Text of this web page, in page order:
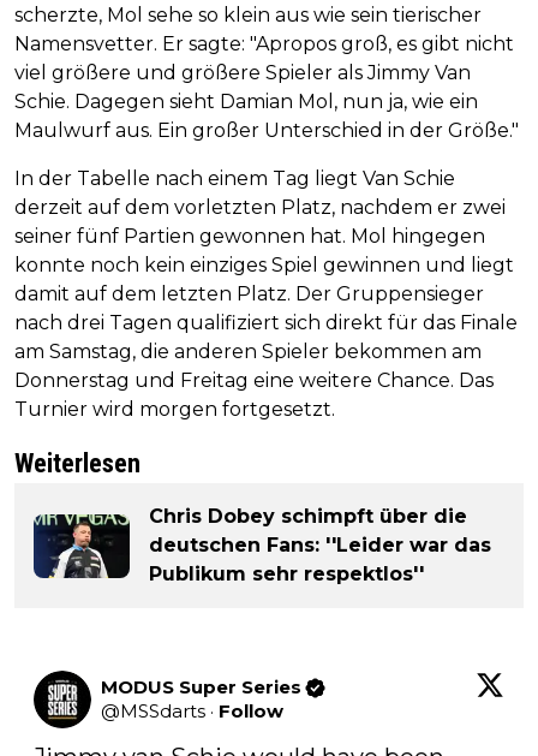
scherzte, Mol sehe so klein aus wie sein tierischer
Namensvetter. Er sagte: "Apropos groß, es gibt nicht
viel größere und größere Spieler als Jimmy Van
Schie. Dagegen sieht Damian Mol, nun ja, wie ein
Maulwurf aus. Ein großer Unterschied in der Größe."
In der Tabelle nach einem Tag liegt Van Schie
derzeit auf dem vorletzten Platz, nachdem er zwei
seiner fünf Partien gewonnen hat. Mol hingegen
konnte noch kein einziges Spiel gewinnen und liegt
damit auf dem letzten Platz. Der Gruppensieger
nach drei Tagen qualifiziert sich direkt für das Finale
am Samstag, die anderen Spieler bekommen am
Donnerstag und Freitag eine weitere Chance. Das
Turnier wird morgen fortgesetzt.
Weiterlesen
Chris Dobey schimpft über die
deutschen Fans: ''Leider war das
Publikum sehr respektlos''
MODUS Super Series
@MSSdarts · Follow